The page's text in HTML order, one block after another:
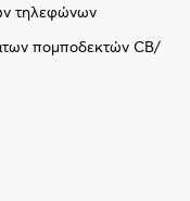
τηλεφώνων
πομποδεκτών CB/